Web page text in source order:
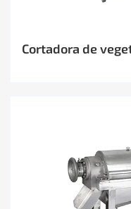
Cortadora de